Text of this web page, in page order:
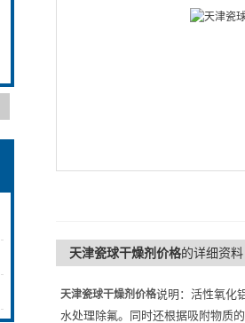
天津瓷球干燥剂价格的详细资料
天津瓷球干燥剂价格说明：活性氧化
水处理除氟。同时还根据吸附物质